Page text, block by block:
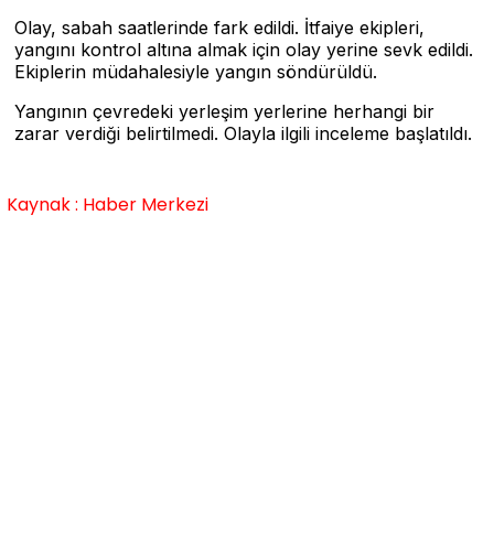
Olay, sabah saatlerinde fark edildi. İtfaiye ekipleri,
yangını kontrol altına almak için olay yerine sevk edildi.
Ekiplerin müdahalesiyle yangın söndürüldü.
Yangının çevredeki yerleşim yerlerine herhangi bir
zarar verdiği belirtilmedi. Olayla ilgili inceleme başlatıldı.
: Haber Merkezi